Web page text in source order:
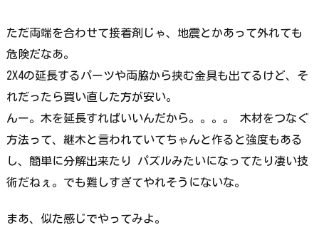
ただ両端を合わせて接着剤じゃ、地震とかあって外れても
危険だなあ。
2X4の延長するパーツや両脇から挟む金具も出てるけど、そ
れだったら買い直した方が安い。
んー。木を延長すればいいんだから。。。。 木材をつなぐ
方法って、継木と言われていてちゃんと作ると強度もある
し、簡単に分解出来たり パズルみたいになってたり凄い技
術だねぇ。でも難しすぎてやれそうにないな。
まあ、似た感じでやってみよ。